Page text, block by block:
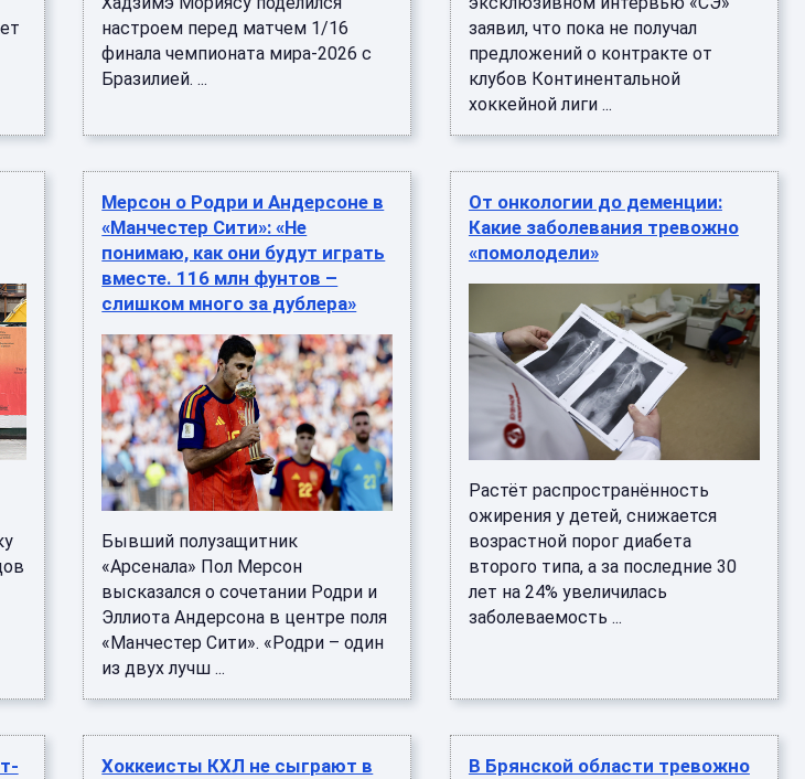
настроем перед матчем 1/16
финала чемпионата мира-2026 с
Бразилией. ...
заявил, что пока не получал
предложений о контракте от
клубов Континентальной
хоккейной лиги ...
Мерсон о Родри и Андерсоне в
«Манчестер Сити»: «Не
понимаю, как они будут играть
вместе. 116 млн фунтов –
слишком много за дублера»
Бывший полузащитник
«Арсенала» Пол Мерсон
высказался о сочетании Родри и
Эллиота Андерсона в центре поля
«Манчестер Сити». «Родри – один
из двух лучш ...
От онкологии до деменции:
Какие заболевания тревожно
«помолодели»
Растёт распространённость
ожирения у детей, снижается
возрастной порог диабета
второго типа, а за последние 30
лет на 24% увеличилась
заболеваемость ...
Хоккеисты КХЛ не сыграют в
В Брянской области тревожно